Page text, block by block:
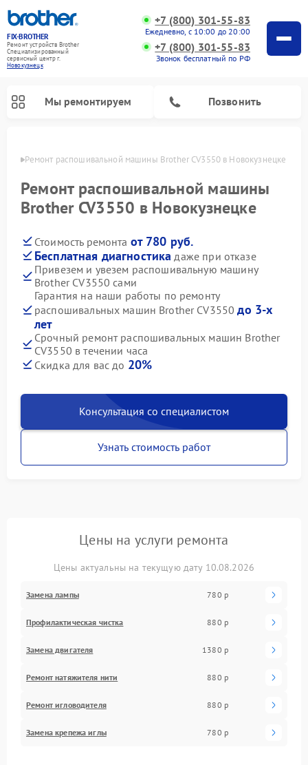
FIX-BROTHER
Ремонт устройств Brother
Специализированный
cервисный центр г.
Новокузнецк
+7 (800) 301-55-83
Ежедневно, с 10:00 до 20:00
+7 (800) 301-55-83
Звонок бесплатный по РФ
Мы ремонтируем Позвонить
Ремонт распошивальной машины Brother CV3550 в Новокузнецке
Ремонт распошивальной машины
Brother CV3550 в Новокузнецке
Стоимость ремонта от 780 руб.
Бесплатная диагностика даже при отказе
Привезем и увезем распошивальную машину
Brother CV3550 сами
Гарантия на наши работы по ремонту
распошивальных машин Brother CV3550до 3-х
лет
Срочный ремонт распошивальных машин Brother
CV3550 в течении часа
Скидка для вас до 20%
Консультация со специалистом
Узнать стоимость работ
Цены на услуги ремонта
Цены актуальны на текущую дату 10.08.2026
Замена лампы 780 р
Профилактическая чистка 880 р
Замена двигателя 1380 р
Ремонт натяжителя нити 880 р
Ремонт игловодителя 880 р
Замена крепежа иглы 780 р